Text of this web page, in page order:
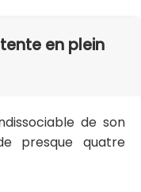
en plein
de son
presque quatre